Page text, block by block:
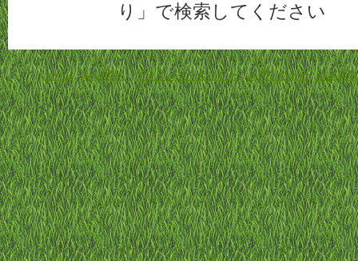
り」で検索してください
ホーム-利用規約-プライバシーポリシー-お問い合わせ-特定商